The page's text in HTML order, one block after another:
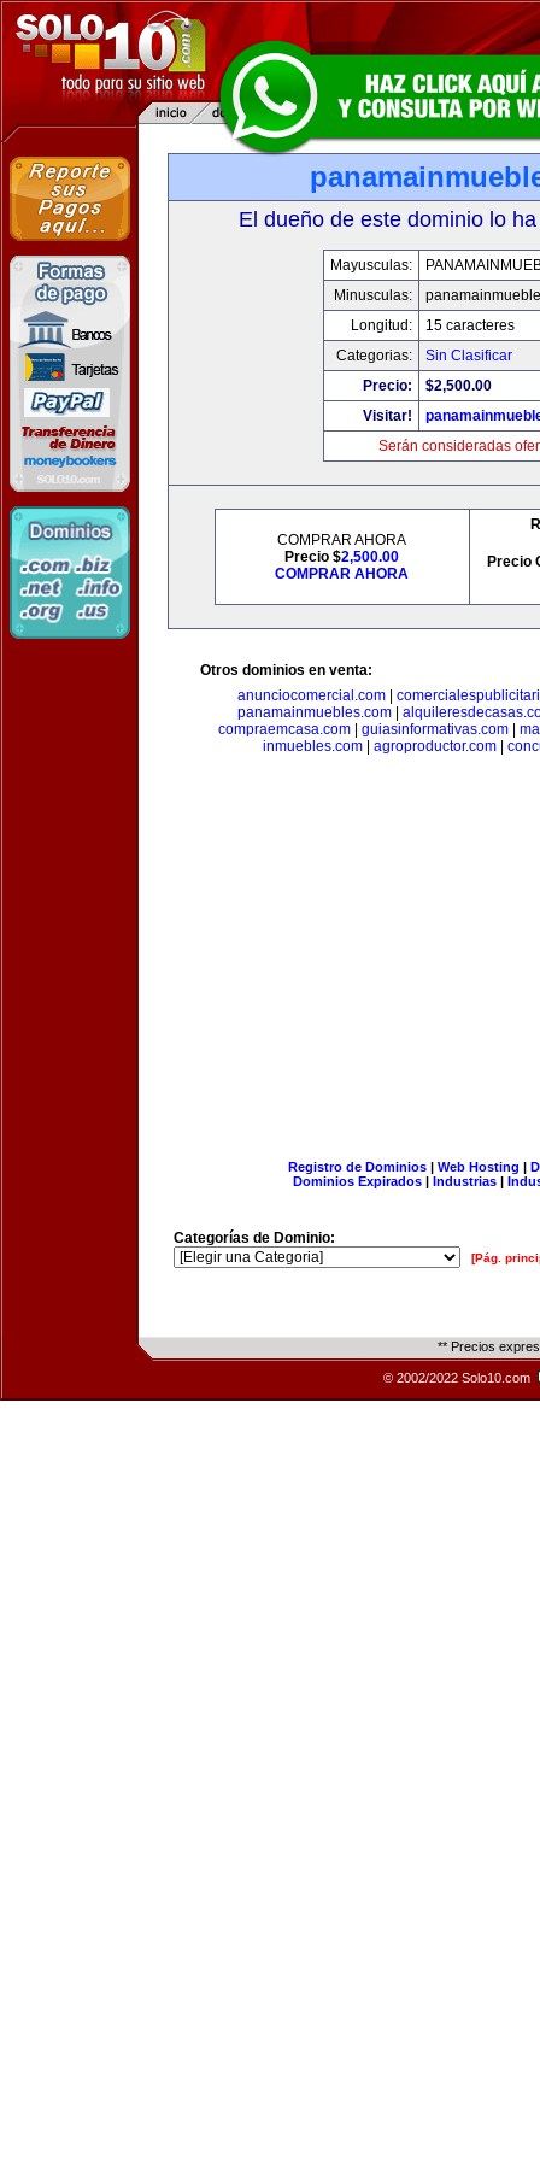
El dueño de este dominio lo
Mayusculas:
Minusculas:
Longitud:
15 caracteres
Categorias:
Sin Clasificar
Precio:
$2,500.00
Visitar!
Serán consideradas
COMPRAR AHORA
Precio $2,500.00
COMPRAR AHORA
Precio
Otros dominios en venta:
anunciocomercial.com
panamainmuebles.com|
compraemcasa.com
guiasinformativas.com
inmuebles.com
agroproductor.com
Registro de Dominios| Web Hosting |
Dominios Expirados | Industrias |
Categorías de Dominio:
[Pág.
** Precios
© 2002/2022 Solo10.com